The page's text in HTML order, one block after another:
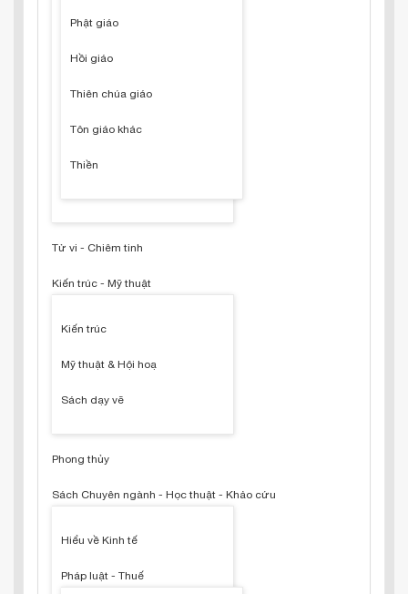
Phật giáo
Hồi giáo
Thiên chúa giáo
Tôn giáo khác
Thiền
Tử vi - Chiêm tinh
Kiến trúc - Mỹ thuật
Kiến trúc
Mỹ thuật & Hội hoạ
Sách dạy vẽ
Phong thủy
Sách Chuyên ngành - Học thuật - Khảo cứu
Hiểu về Kinh tế
Pháp luật - Thuế